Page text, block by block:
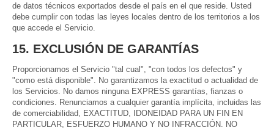
de datos técnicos exportados desde el país en el que reside. Usted
debe cumplir con todas las leyes locales dentro de los territorios a los
que accede el Servicio.
15. EXCLUSIÓN DE GARANTÍAS
Proporcionamos el Servicio "tal cual", "con todos los defectos" y
"como está disponible". No garantizamos la exactitud o actualidad de
los Servicios. No damos ninguna EXPRESS garantías, fianzas o
condiciones. Renunciamos a cualquier garantía implícita, incluidas las
de comerciabilidad, EXACTITUD, IDONEIDAD PARA UN FIN EN
PARTICULAR, ESFUERZO HUMANO Y NO INFRACCIÓN. NO